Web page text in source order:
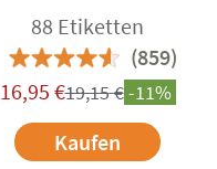
88 Etiketten
(859)
16,95 €19,15€-11%
Kaufen